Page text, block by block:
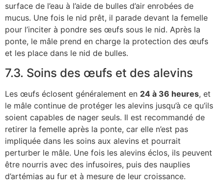
surface de l’eau à l’aide de bulles d’air enrobées de
mucus. Une fois le nid prêt, il parade devant la femelle
pour l’inciter à pondre ses œufs sous le nid. Après la
ponte, le mâle prend en charge la protection des œufs
et les place dans le nid de bulles.
7.3. Soins des œufs et des alevins
Les œufs éclosent généralement en 24 à 36 heures, et
le mâle continue de protéger les alevins jusqu’à ce qu’ils
soient capables de nager seuls. Il est recommandé de
retirer la femelle après la ponte, car elle n’est pas
impliquée dans les soins aux alevins et pourrait
perturber le mâle. Une fois les alevins éclos, ils peuvent
être nourris avec des infusoires, puis des nauplies
d’artémias au fur et à mesure de leur croissance.